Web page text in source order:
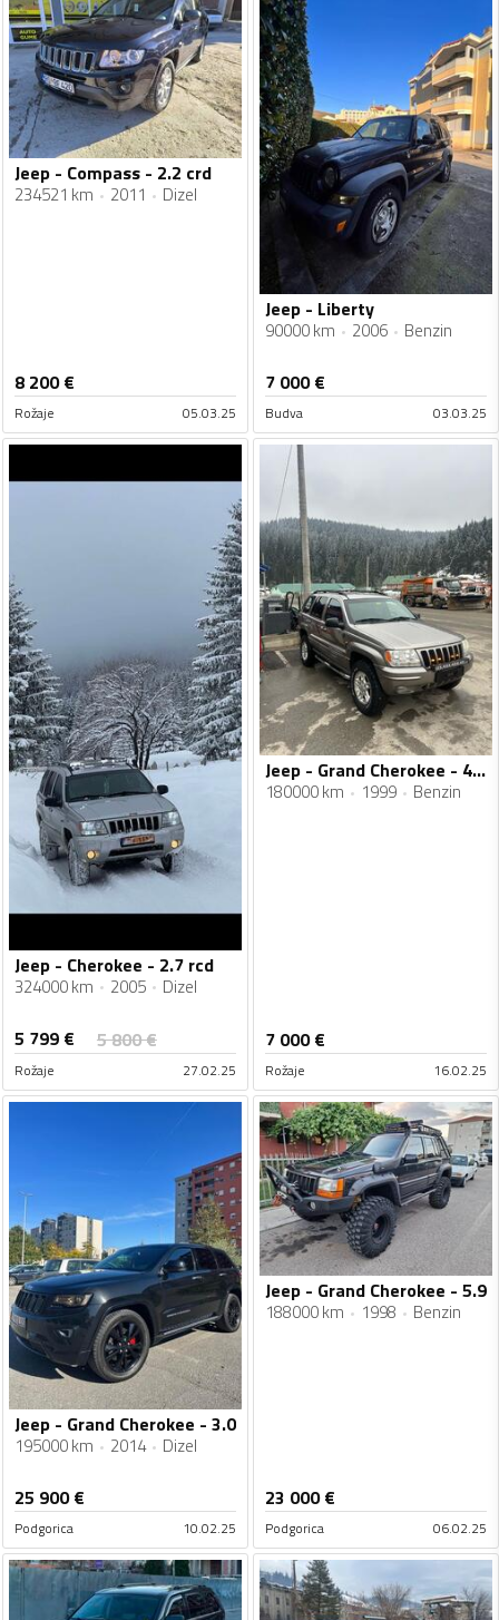
Jeep - Compass - 2.2 crd
234521 km 2011 Dizel
8 200€
Rožaje 05.03.25
Jeep - Liberty
90000 km 2006 Benzin
7 000€
Budva 03.03.25
Jeep - Cherokee - 2.7 rcd
324000 km 2005 Dizel
5 799 € 5 800€
Rožaje 27.02.25
Jeep - Grand Cherokee - 4.7 V8
180000 km 1999 Benzin
7 000€
Rožaje 16.02.25
Jeep - Grand Cherokee - 3.0
195000 km 2014 Dizel
25 900€
Podgorica 10.02.25
Jeep - Grand Cherokee - 5.9
188000 km 1998 Benzin
23 000€
Podgorica 06.02.25